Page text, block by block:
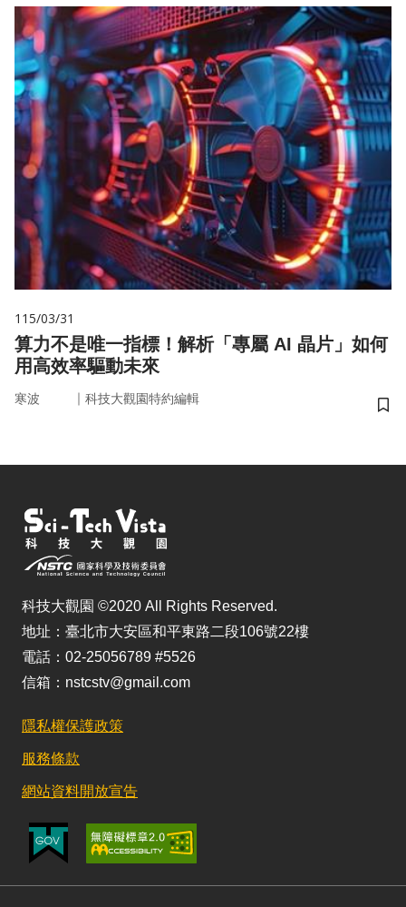
115/03/31
算力不是唯一指標！解析「專屬 AI 晶片」如何
用高效率驅動未來
寒波 ｜ 科技大觀園特約編輯
儲
科技大觀園 ©2020 All Rights Reserved.
地址：臺北市大安區和平東路二段106號22樓
電話：02-25056789 #5526
信箱：nstcstv@gmail.com
隱私權保護政策
服務條款
網站資料開放宣告